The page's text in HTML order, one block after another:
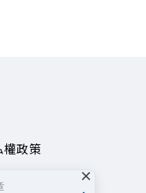
權政策
×